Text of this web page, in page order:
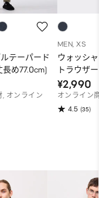
テーパード
長め77.0cm)
, オンライン
MEN, XS
ウォッシ
トラウザ
¥2,990
オンライン
4.5 (35)